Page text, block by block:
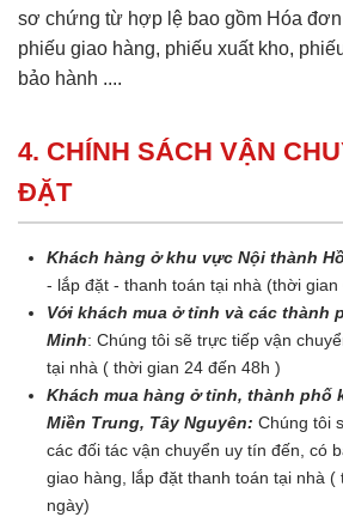
sơ chứng từ hợp lệ bao gồm Hóa
phiếu giao hàng, phiếu xuất kho,
bảo hành ....
4. CHÍNH SÁCH VẬN
ĐẶT
Khách hàng ở khu vực Nội thành
- lắp đặt - thanh toán tại nhà (thời gian
Với khách mua ở tỉnh và các thành
Minh: Chúng tôi sẽ trực tiếp vận
tại nhà ( thời gian 24 đến 48h )
Khách mua hàng ở tỉnh, thành phố
Miền Trung, Tây Nguyên: Chúng tôi
các đối tác vận chuyển uy tín đến, có
giao hàng, lắp đặt thanh toán tại nhà (
ngày)